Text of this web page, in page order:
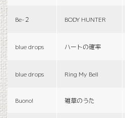
Be-２ BODY HUNTER
blue drops ハートの確率
blue drops Ring My Bell
Buono! 雑草のうた